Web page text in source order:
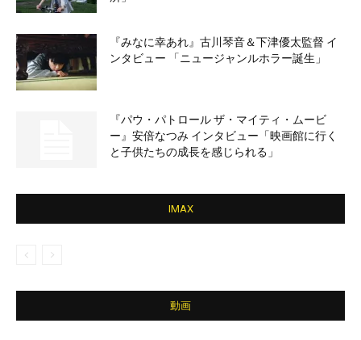
『みなに幸あれ』古川琴音＆下津優太監督 イ
ンタビュー 「ニュージャンルホラー誕生」
『パウ・パトロール ザ・マイティ・ムービ
ー』安倍なつみ インタビュー「映画館に行く
と子供たちの成長を感じられる」
IMAX
動画